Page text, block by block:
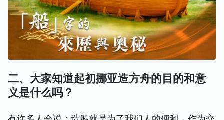
二、大家知道起初挪亚造方舟的目的和意
义是什么吗？